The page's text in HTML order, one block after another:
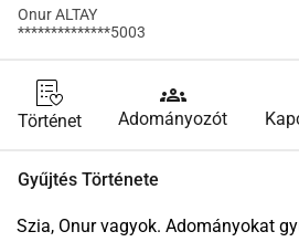
Onur ALTAY
**************5003
Történet
groups
Adományozót
Gyűjtés Története
Szia, Onur vagyok. Adományokat